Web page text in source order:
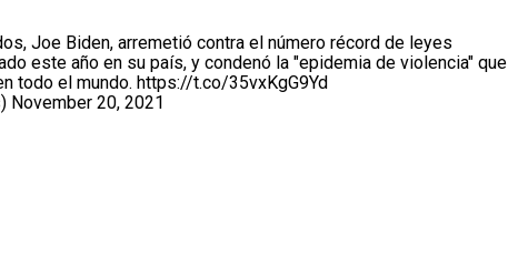
Joe Biden, arremetió contra el número récord de leyes
este año en su país, y condenó la "epidemia de violencia" que
todo el mundo. https://t.co/35vxKgG9Yd
November 20, 2021